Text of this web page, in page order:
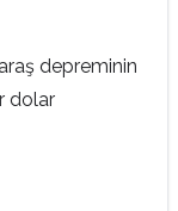
depreminin
dolar